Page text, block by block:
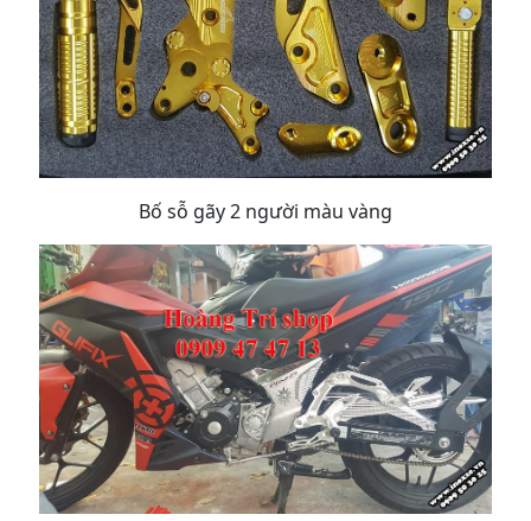
Bố sỗ gãy 2 người màu vàng